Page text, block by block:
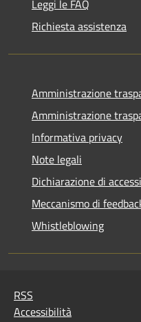
Leggi le FAQ
Richiesta assistenza
Amministrazione
Amministrazione
Informativa privacy
Note legali
Dichiarazione di
Meccanismo di
Whistleblowing
RSS
Accessibilità